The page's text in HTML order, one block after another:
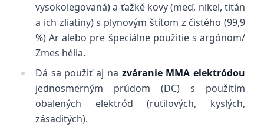
vysokolegovaná) a ťažké kovy (meď, nikel, titán
a ich zliatiny) s plynovým štítom z čistého (99,9
%) Ar alebo pre špeciálne použitie s argónom/
Zmes hélia.
Dá sa použiť aj na zváranie MMA elektródou
jednosmerným prúdom (DC) s použitím
obalených elektród (rutilových, kyslých,
zásaditých).